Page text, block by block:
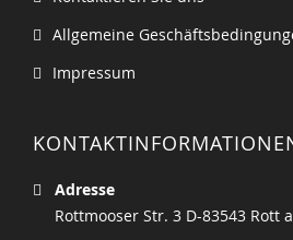
Allgemeine
Impressum
Adresse
Rottmooser Str. 3 D-83543 Rott